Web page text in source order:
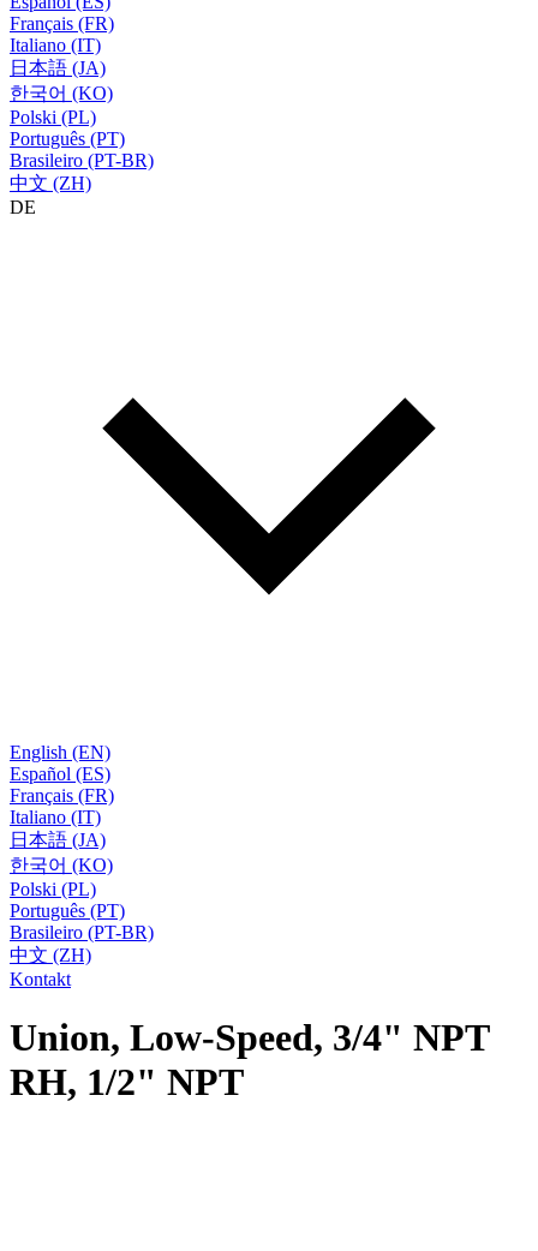
Français (FR)
Italiano (IT)
日本語 (JA)
한국어 (KO)
Polski (PL)
Português (PT)
Brasileiro (PT-BR)
中文 (ZH)
DE
English (EN)
Español (ES)
Français (FR)
Italiano (IT)
日本語 (JA)
한국어 (KO)
Polski (PL)
Português (PT)
Brasileiro (PT-BR)
中文 (ZH)
Kontakt
Union, Low-Speed, 3/4" NPT
RH, 1/2" NPT